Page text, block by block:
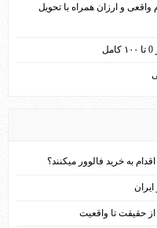
واقعی و ارزان همراه با تحویل
به خرید فالوور می­کنند؟
حقیقت تا واقعیت